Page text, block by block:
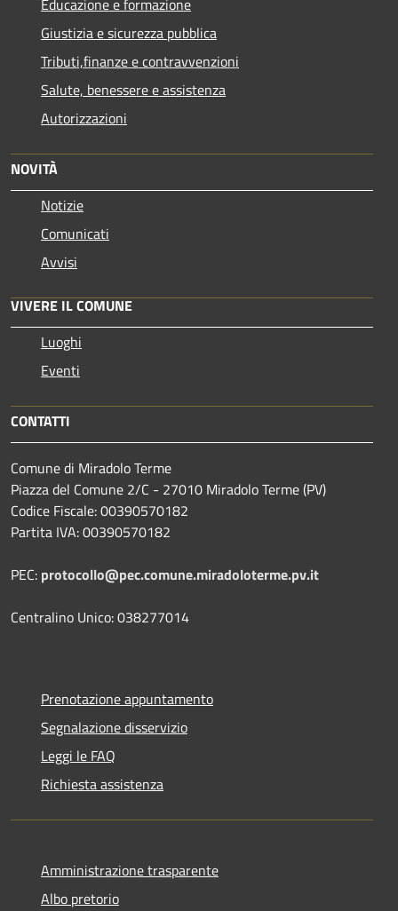
Educazione e formazione
Giustizia e sicurezza pubblica
Tributi,finanze e contravvenzioni
Salute, benessere e assistenza
Autorizzazioni
NOVITÀ
Notizie
Comunicati
Avvisi
VIVERE IL COMUNE
Luoghi
Eventi
CONTATTI
Comune di Miradolo Terme
Piazza del Comune 2/C - 27010 Miradolo Terme (PV)
Codice Fiscale: 00390570182
Partita IVA: 00390570182
PEC: protocollo@pec.comune.miradoloterme.pv.it
Centralino Unico: 038277014
Prenotazione appuntamento
Segnalazione disservizio
Leggi le FAQ
Richiesta assistenza
Amministrazione trasparente
Albo pretorio